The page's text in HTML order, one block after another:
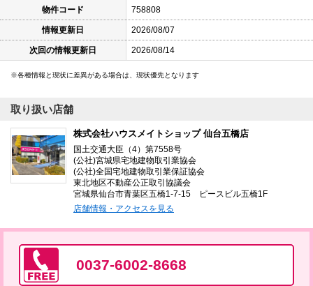
物件コード 758808
情報更新日 2026/08/07
次回の情報更新日 2026/08/14
各種情報と現状に差異がある場合は、現状優先となります
取り扱い店舗
株式会社ハウスメイトショップ 仙台五橋店
国土交通大臣（4）第7558号
(公社)宮城県宅地建物取引業協会
(公社)全国宅地建物取引業保証協会
東北地区不動産公正取引協議会
宮城県仙台市青葉区五橋1-7-15 ピースビル五橋1F
店舗情報・アクセスを見る
0037-6002-8668